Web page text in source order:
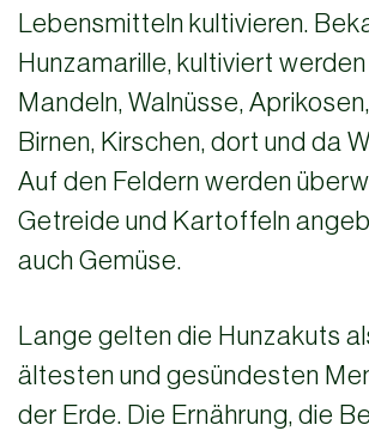
Lebensmitteln kultivieren.
Hunzamarille, kultiviert
Mandeln, Walnüsse,
Birnen, Kirschen, dort und da
Auf den Feldern werden
Getreide und Kartoffeln
auch Gemüse.
Lange gelten die Hunzakuts
ältesten und gesündesten
der Erde. Die Ernährung, die